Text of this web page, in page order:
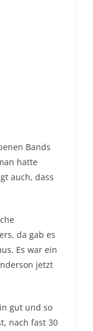
Bands
hatte
auch, dass
da gab es
Es war ein
jetzt
gut und so
nach fast 30